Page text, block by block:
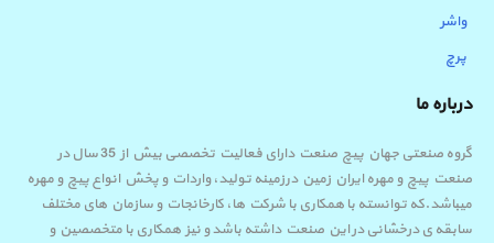
واشر
پرچ
درباره ما
گروه صنعتی جهان پیچ صنعت دارای فعالیت تخصصی بیش از 35 سال در
صنعت پیچ و مهره ایران زمین درزمینه تولید، واردات و پخش انواع پیچ و مهره
میباشد.که توانسته با همکاری با شرکت ها، کارخانجات و سازمان های مختلف
سابقه ی درخشانی در این صنعت داشته باشد و نیز همکاری با متخصصین و